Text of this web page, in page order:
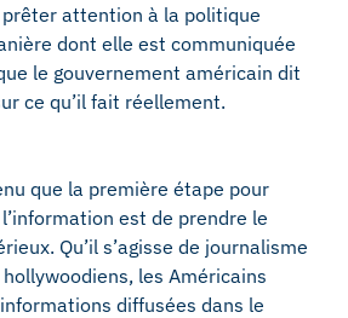
attention à la politique
dont elle est communiquée
le gouvernement américain dit
ce qu’il fait réellement.
que la première étape pour
est de prendre le
Qu’il s’agisse de journalisme
les Américains
diffusées dans le